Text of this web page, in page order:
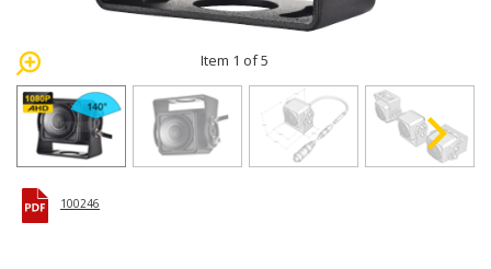
Item 1 of 5
100246